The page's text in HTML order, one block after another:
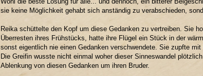
sie keine Möglichkeit gehabt sich anständig zu verabschieden,
Reika schüttelte den Kopf um diese Gedanken zu vertreiben. Sie
Überresten ihres Frühstücks, hatte ihre Flügel ein Stück in der
sonst eigentlich nie einen Gedanken verschwendete. Sie zupfte
Die Greifin wusste nicht einmal woher dieser Sinneswandel
Ablenkung von diesen Gedanken um ihren Bruder.